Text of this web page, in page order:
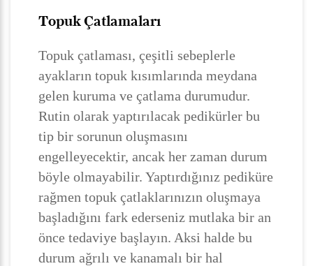
Topuk Çatlamaları
Topuk çatlaması, çeşitli sebeplerle
ayakların topuk kısımlarında meydana
gelen kuruma ve çatlama durumudur.
Rutin olarak yaptırılacak pedikürler bu
tip bir sorunun oluşmasını
engelleyecektir, ancak her zaman durum
böyle olmayabilir. Yaptırdığınız pediküre
rağmen topuk çatlaklarınızın oluşmaya
başladığını fark ederseniz mutlaka bir an
önce tedaviye başlayın. Aksi halde bu
durum ağrılı ve kanamalı bir hal